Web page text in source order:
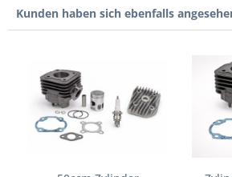
Kunden haben sich ebenfalls